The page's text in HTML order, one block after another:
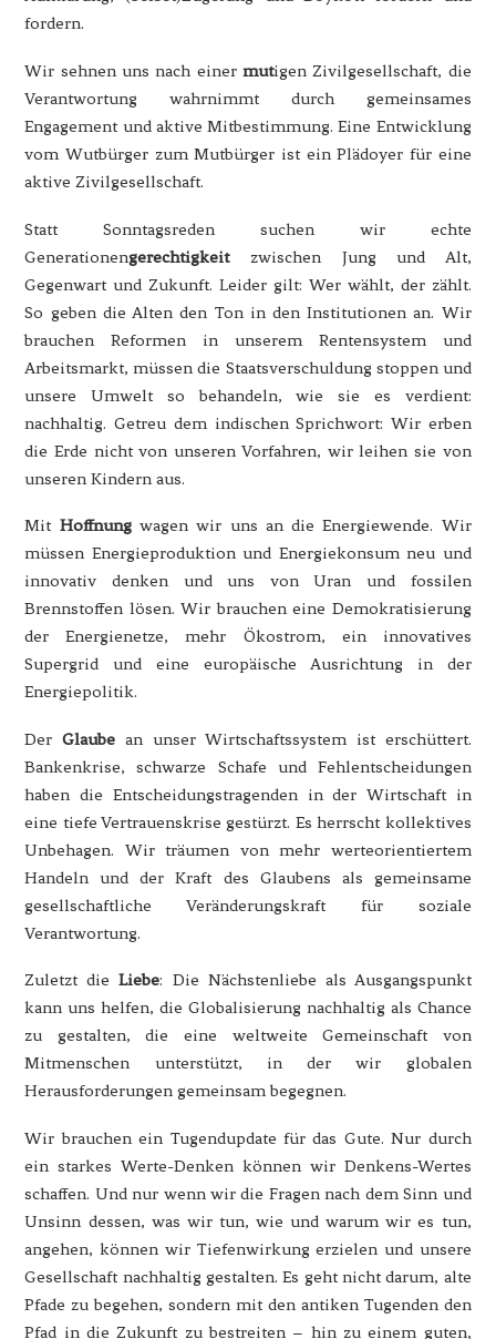
fordern.
Wir sehnen uns nach einer mutigen Zivilgesellschaft, die
Verantwortung wahrnimmt durch gemeinsames
Engagement und aktive Mitbestimmung. Eine Entwicklung
vom Wutbürger zum Mutbürger ist ein Plädoyer für eine
aktive Zivilgesellschaft.
Statt Sonntagsreden suchen wir echte
Generationengerechtigkeitzwischen Jung und Alt,
Gegenwart und Zukunft. Leider gilt: Wer wählt, der zählt.
So geben die Alten den Ton in den Institutionen an. Wir
brauchen Reformen in unserem Rentensystem und
Arbeitsmarkt, müssen die Staatsverschuldung stoppen und
unsere Umwelt so behandeln, wie sie es verdient:
nachhaltig. Getreu dem indischen Sprichwort: Wir erben
die Erde nicht von unseren Vorfahren, wir leihen sie von
unseren Kindern aus.
Mit Hoffnungwagen wir uns an die Energiewende. Wir
müssen Energieproduktion und Energiekonsum neu und
innovativ denken und uns von Uran und fossilen
Brennstoffen lösen. Wir brauchen eine Demokratisierung
der Energienetze, mehr Ökostrom, ein innovatives
Supergrid und eine europäische Ausrichtung in der
Energiepolitik.
DerGlaube an unser Wirtschaftssystem ist erschüttert.
Bankenkrise, schwarze Schafe und Fehlentscheidungen
haben die Entscheidungstragenden in der Wirtschaft in
eine tiefe Vertrauenskrise gestürzt. Es herrscht kollektives
Unbehagen. Wir träumen von mehr werteorientiertem
Handeln und der Kraft des Glaubens als gemeinsame
gesellschaftliche Veränderungskraft für soziale
Verantwortung.
Zuletzt dieLiebe: Die Nächstenliebe als Ausgangspunkt
kann uns helfen, die Globalisierung nachhaltig als Chance
zu gestalten, die eine weltweite Gemeinschaft von
Mitmenschen unterstützt, in der wir globalen
Herausforderungen gemeinsam begegnen.
Wir brauchen ein Tugendupdate für das Gute. Nur durch
ein starkes Werte-Denken können wir Denkens-Wertes
schaffen. Und nur wenn wir die Fragen nach dem Sinn und
Unsinn dessen, was wir tun, wie und warum wir es tun,
angehen, können wir Tiefenwirkung erzielen und unsere
Gesellschaft nachhaltig gestalten. Es geht nicht darum, alte
Pfade zu begehen, sondern mit den antiken Tugenden den
Pfad in die Zukunft zu bestreiten – hin zu einem guten,